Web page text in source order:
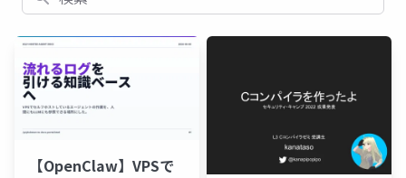
【OpenClaw】VPSで